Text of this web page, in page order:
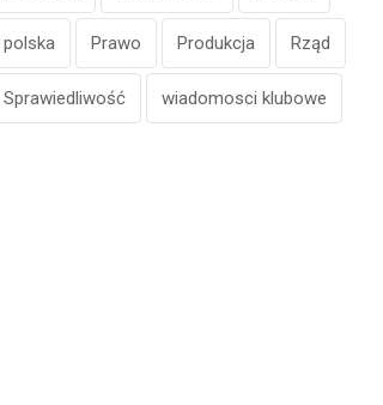
polska Prawo Produkcja Rząd
Sprawiedliwość wiadomosci klubowe